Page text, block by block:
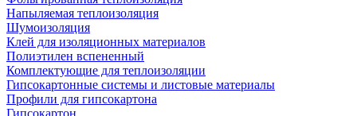
Напыляемая теплоизоляция
Шумоизоляция
Клей для изоляционных материалов
Полиэтилен вспененный
Комплектующие для теплоизоляции
Гипсокартонные системы и листовые материалы
Профили для гипсокартона
Гипсокартон